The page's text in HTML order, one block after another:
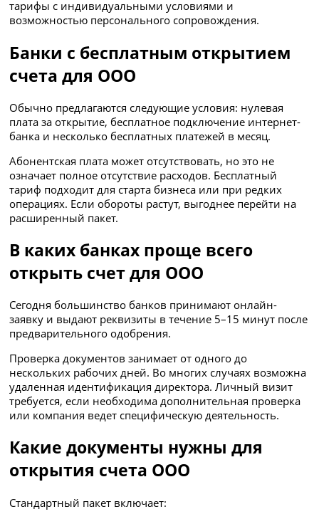
тарифы с индивидуальными условиями и
возможностью персонального сопровождения.
Банки с бесплатным открытием
счета для ООО
Обычно предлагаются следующие условия: нулевая
плата за открытие, бесплатное подключение интернет-
банка и несколько бесплатных платежей в месяц.
Абонентская плата может отсутствовать, но это не
означает полное отсутствие расходов. Бесплатный
тариф подходит для старта бизнеса или при редких
операциях. Если обороты растут, выгоднее перейти на
расширенный пакет.
В каких банках проще всего
открыть счет для ООО
Сегодня большинство банков принимают онлайн-
заявку и выдают реквизиты в течение 5–15 минут после
предварительного одобрения.
Проверка документов занимает от одного до
нескольких рабочих дней. Во многих случаях возможна
удаленная идентификация директора. Личный визит
требуется, если необходима дополнительная проверка
или компания ведет специфическую деятельность.
Какие документы нужны для
открытия счета ООО
Стандартный пакет включает: